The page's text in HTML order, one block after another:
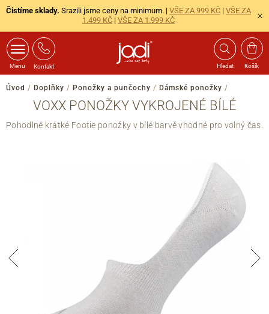
Čistíme sklady. Srazili jsme ceny na minimum. | VŠE ZA 999 KČ | VŠE ZA
1.499 KČ | VŠE ZA 1.999 KČ
Menu Kontakt Hledat Košík
Úvod / Doplňky / Ponožky a punčochy / Dámské ponožky /
VOXX PONOŽKY VYKROJENÉ BÍLÉ
Pohodlné krátké Footie ponožky v bílé barvě vhodné pro volný čas.